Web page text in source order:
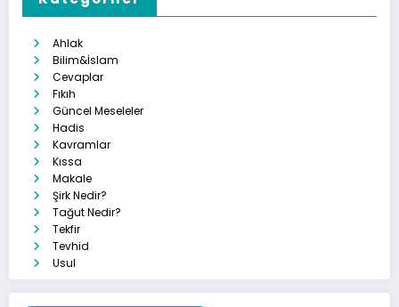
Ahlak
Bilim&İslam
Cevaplar
Fıkıh
Güncel Meseleler
Hadis
Kavramlar
Kıssa
Makale
Şirk Nedir?
Tağut Nedir?
Tekfir
Tevhid
Usul